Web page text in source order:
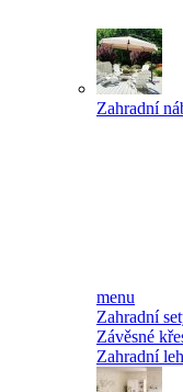
Zahradní
menu
Zahradní
Závěsné
Zahradní